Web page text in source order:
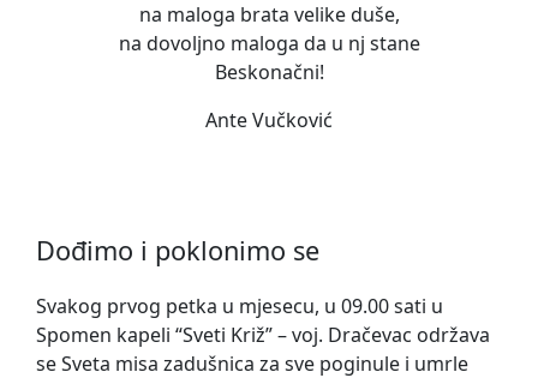
na maloga brata velike duše,
na dovoljno maloga da u nj stane
Beskonačni!
Ante Vučković
Dođimo i poklonimo se
Svakog prvog petka u mjesecu, u 09.00 sati u
Spomen kapeli “Sveti Križ” – voj. Dračevac održava
se Sveta misa zadušnica za sve poginule i umrle